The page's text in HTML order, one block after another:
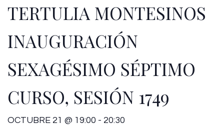
TERTULIA MONTESINOS
INAUGURACIÓN
SEXAGÉSIMO SÉPTIMO
CURSO, SESIÓN 1749
OCTUBRE 21 @ 19:00 - 20:30